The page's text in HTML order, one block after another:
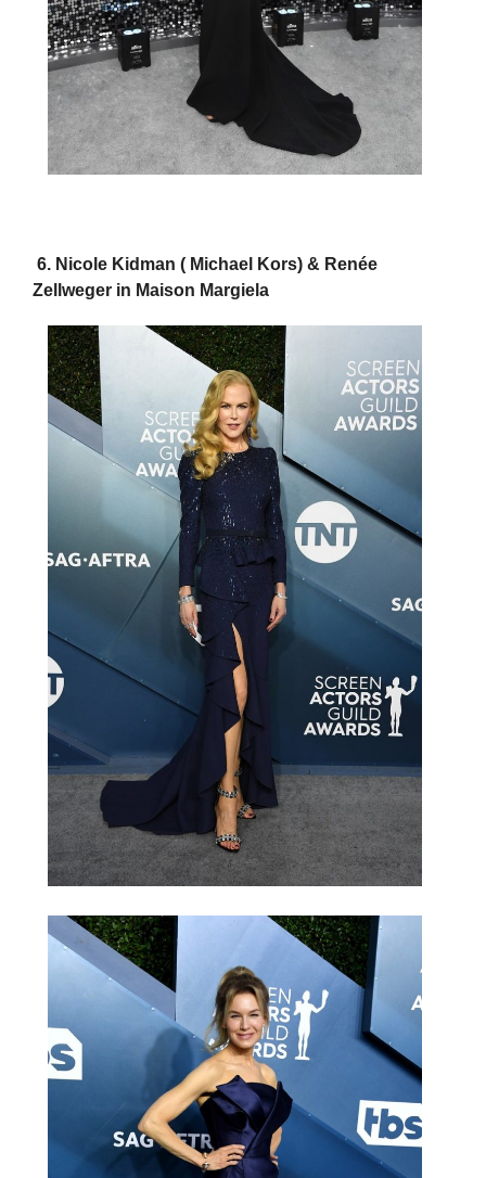
6. Nicole Kidman ( Michael Kors) & Renée
Zellweger in Maison Margiela